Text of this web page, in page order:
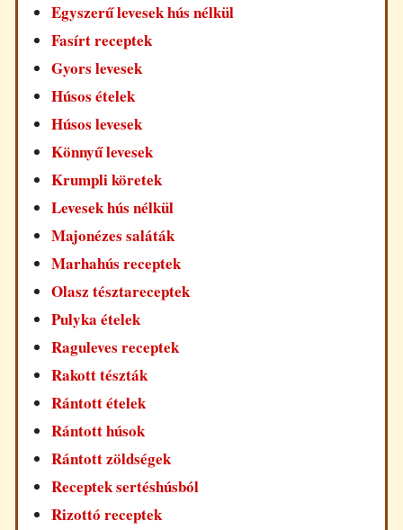
Egyszerű levesek hús nélkül
Fasírt receptek
Gyors levesek
Húsos ételek
Húsos levesek
Könnyű levesek
Krumpli köretek
Levesek hús nélkül
Majonézes saláták
Marhahús receptek
Olasz tésztareceptek
Pulyka ételek
Raguleves receptek
Rakott tészták
Rántott ételek
Rántott húsok
Rántott zöldségek
Receptek sertéshúsból
Rizottó receptek